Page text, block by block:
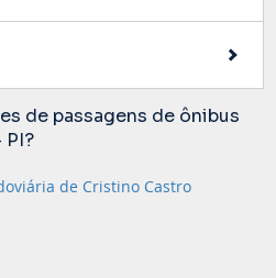
de passagens de ônibus
PI?
de Cristino Castro